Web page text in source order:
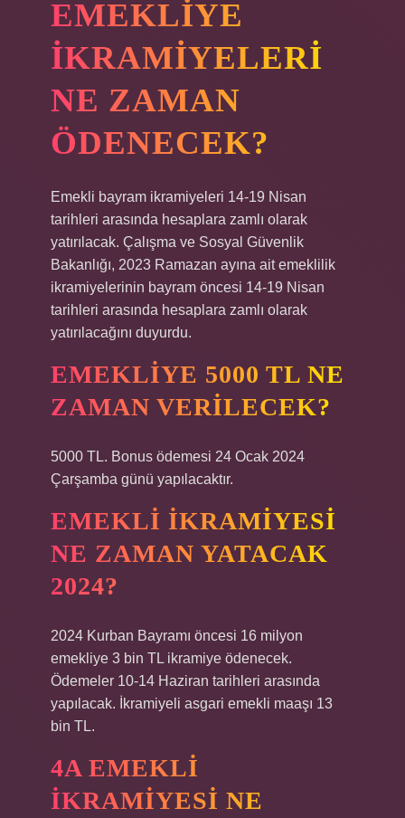
EMEKLIYE
IKRAMIYELERI
NE ZAMAN
ÖDENECEK?
Emekli bayram ikramiyeleri 14-19 Nisan
tarihleri ​​arasında hesaplara zamlı olarak
yatırılacak. Çalışma ve Sosyal Güvenlik
Bakanlığı, 2023 Ramazan ayına ait emeklilik
ikramiyelerinin bayram öncesi 14-19 Nisan
tarihleri ​​arasında hesaplara zamlı olarak
yatırılacağını duyurdu.
EMEKLIYE 5000 TL NE
ZAMAN VERILECEK?
5000 TL. Bonus ödemesi 24 Ocak 2024
Çarşamba günü yapılacaktır.
EMEKLI IKRAMIYESI
NE ZAMAN YATACAK
2024?
2024 Kurban Bayramı öncesi 16 milyon
emekliye 3 bin TL ikramiye ödenecek.
Ödemeler 10-14 Haziran tarihleri ​​arasında
yapılacak. İkramiyeli asgari emekli maaşı 13
bin TL.
4A EMEKLI
IKRAMIYESI NE